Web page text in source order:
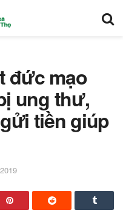
đức mạo
ung thư,
tiền giúp